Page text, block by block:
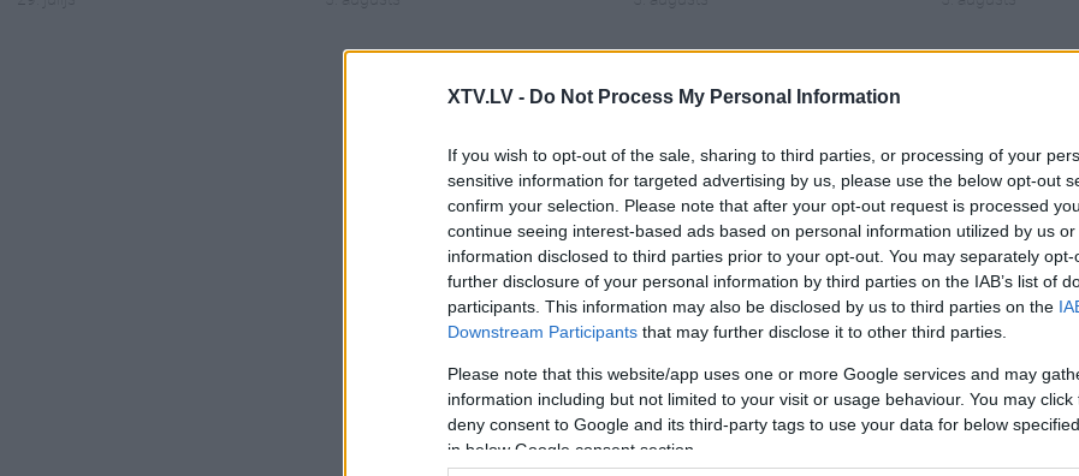
XTV.LV - Do Not Process My Personal Information
If you wish to opt-out of the sale, sharing to third parties, or processing of your
sensitive information for targeted advertising by us, please use the below opt-out
confirm your selection. Please note that after your opt-out request is processed
continue seeing interest-based ads based on personal information utilized by us
information disclosed to third parties prior to your opt-out. You may separately
further disclosure of your personal information by third parties on the IAB’s list of
participants. This information may also be disclosed by us to third parties on the
Downstream Participants that may further disclose it to other third parties.
Please note that this website/app uses one or more Google services and may
information including but not limited to your visit or usage behaviour. You may
deny consent to Google and its third-party tags to use your data for below
in below Google consent section.